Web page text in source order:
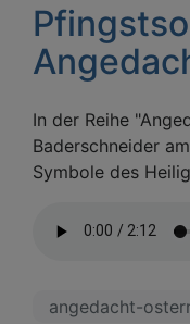
In der Reihe
Baderschneider
Symbole des
angedacht-